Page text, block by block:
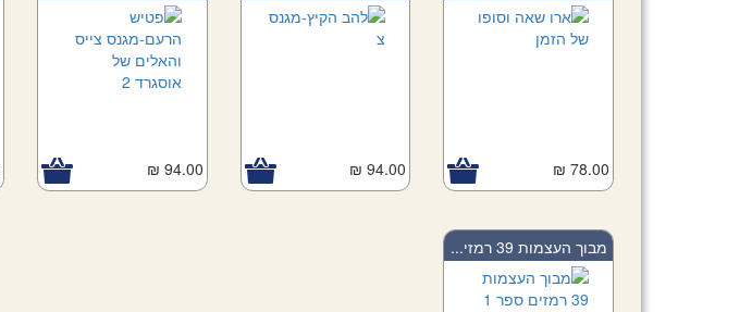
78.00 ₪
94.00 ₪
94.00 ₪ Add to Cart
מבוך העצמות 39 רמזי...